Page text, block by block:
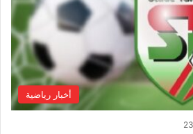
أخبار رياضية
23